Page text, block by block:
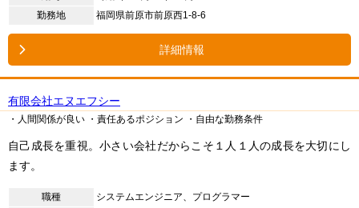
勤務地
福岡県前原市前原西1-8-6
詳細情報
有限会社エヌエフシー
・人間関係が良い ・責任あるポジション ・自由な勤務条件
自己成長を重視。小さい会社だからこそ１人１人の成長を大切にし
ます。
職種
システムエンジニア、プログラマー